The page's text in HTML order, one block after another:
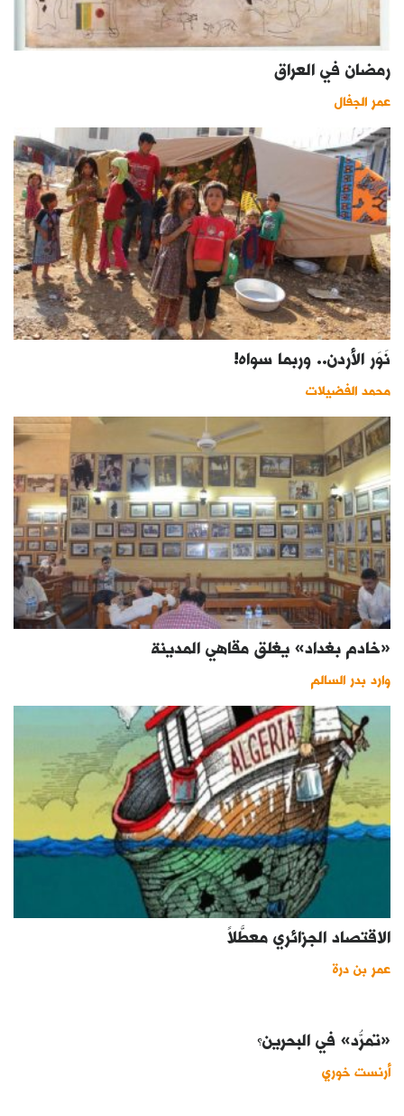
رمضان في العراق
عمر الجفال
نَوَر الأردن.. وربما سواه!
محمد الفضيلات
«خادم بغداد» يغلق مقاهي المدينة
وارد بدر السالم
الاقتصاد الجزائري معطَّلاً
عمر بن درة
«تمرُّد» في البحرين؟
أرنست خوري